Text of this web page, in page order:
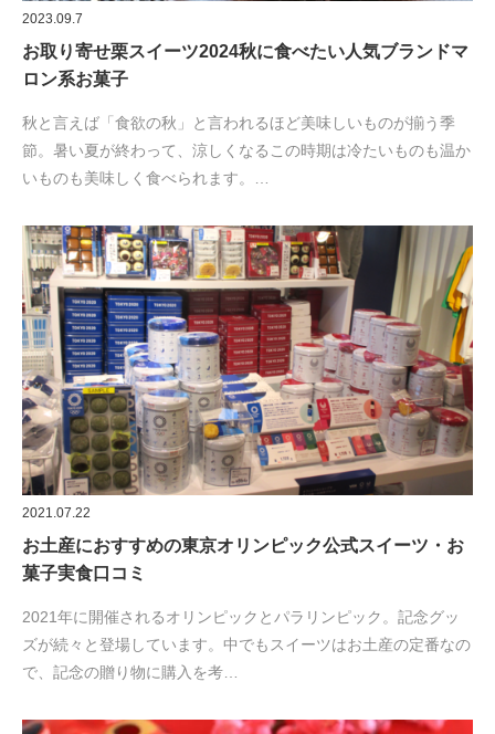
2023.09.7
お取り寄せ栗スイーツ2024秋に食べたい人気ブランドマ
ロン系お菓子
秋と言えば「食欲の秋」と言われるほど美味しいものが揃う季
節。暑い夏が終わって、涼しくなるこの時期は冷たいものも温か
いものも美味しく食べられます。…
2021.07.22
お土産におすすめの東京オリンピック公式スイーツ・お
菓子実食口コミ
2021年に開催されるオリンピックとパラリンピック。記念グッ
ズが続々と登場しています。中でもスイーツはお土産の定番なの
で、記念の贈り物に購入を考…